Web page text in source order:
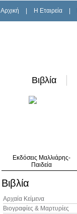
Αρχική H Εταιρεία
Βιβλία
Εκδόσεις Μαλλιάρης-
Παιδεία
Βιβλία
Αρχαία Κείμενα
Βιογραφίες & Μαρτυρίες